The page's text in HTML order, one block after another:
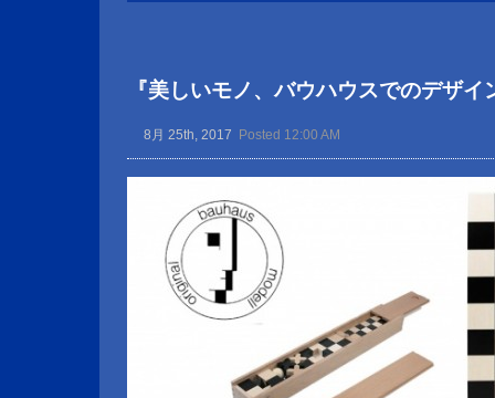
『美しいモノ、バウハウスでのデザ
8月 25th, 2017 Posted 12:00 AM